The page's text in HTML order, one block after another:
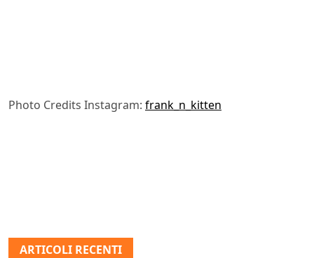
Photo Credits Instagram: frank_n_kitten
ARTICOLI RECENTI